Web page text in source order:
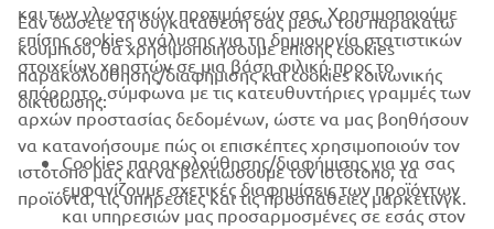
ΕΤΑΙΡΕΊΑ
B2B
ΠΕΡΙΣΣΌΤΕΡΑ YAMAHA
και των γλωσσικών προτιμήσεών σας. Χρησιμοποιούμε
επίσης cookies ανάλυσης για τη δημιουργία στατιστικών
στοιχείων χρηστών σε μια βάση φιλική προς το
απόρρητο, σύμφωνα με τις κατευθυντήριες γραμμές των
αρχών προστασίας δεδομένων, ώστε να μας βοηθήσουν
να κατανοήσουμε πώς οι επισκέπτες χρησιμοποιούν τον
ιστότοπό μας και να βελτιώσουμε τον ιστότοπο, τα
προϊόντα, τις υπηρεσίες και τις προσπάθειες μάρκετινγκ.
Εάν δώσετε τη συγκατάθεσή σας μέσω του παρακάτω
κουμπιού, θα χρησιμοποιήσουμε επίσης cookies
παρακολούθησης/διαφήμισης και cookies κοινωνικής
δικτύωσης:
Cookies παρακολούθησης/διαφήμισης για να σας
εμφανίζουμε σχετικές διαφημίσεις των προϊόντων
και υπηρεσιών μας προσαρμοσμένες σε εσάς στον